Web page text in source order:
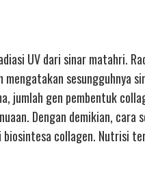
UV dari sinar matahri.
sesungguhnya
jumlah gen pembentuk
Dengan demikian, cara
collagen. Nutrisi